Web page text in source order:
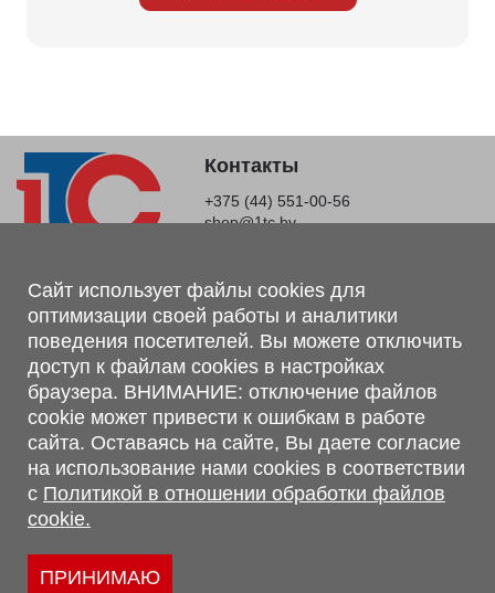
Контакты
+375 (44) 551-00-56
shop@1tc.by
Магазин, склад
г. Минск, Минский р-н, п. Привольный, ул. Мира, 20А,
223062
г. Брест, ул. Лейтенанта Рябцева, 108 В, 224701
Обращаем Ваше внимание, что вся предоставленная на сайте
информация, касающаяся комплектаций, технических
характеристик, цветовых сочетаний, а также стоимости и
сервисного обслуживания носит информационный характер и
не является публичной офертой, определяемой п.2 ст.407
Гражданского кодекса Республики Беларусь.
Политика обработки персональных данных
Политикой в отношении обработки файлов cookie.
Сайт использует файлы cookies для
оптимизации своей работы и аналитики
поведения посетителей. Вы можете отключить
доступ к файлам cookies в настройках
браузера. ВНИМАНИЕ: отключение файлов
cookie может привести к ошибкам в работе
сайта. Оставаясь на сайте, Вы даете согласие
на использование нами cookies в соответствии
с Политикой в отношении обработки файлов
cookie.
ПРИНИМАЮ